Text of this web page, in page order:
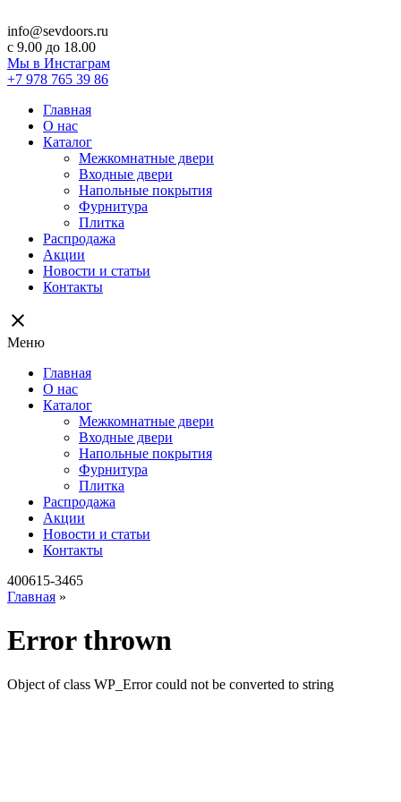
info@sevdoors.ru
c 9.00 до 18.00
Мы в Инстаграм
+7 978 765 39 86
Главная
О нас
Каталог
Межкомнатные двери
Входные двери
Напольные покрытия
Фурнитура
Плитка
Распродажа
Акции
Новости и статьи
Контакты
close
Меню
Главная
О нас
Каталог
Межкомнатные двери
Входные двери
Напольные покрытия
Фурнитура
Плитка
Распродажа
Акции
Новости и статьи
Контакты
400615-3465
Главная »
Error thrown
Object of class WP_Error could not be converted to string